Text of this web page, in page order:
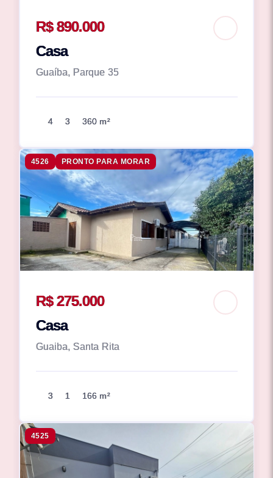
R$ 890.000
Casa
Guaíba, Parque 35
4 3 360 m²
4526 PRONTO PARA MORAR
R$ 275.000
Casa
Guaiba, Santa Rita
3 1 166 m²
4525